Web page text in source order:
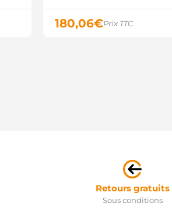
180,06€Prix TTC
Retours gratuits
Sous conditions